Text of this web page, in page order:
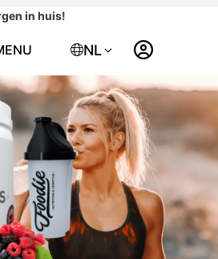
in huis!
NL